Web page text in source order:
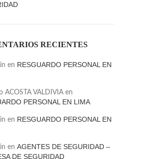
RECIENTES
en RESGUARDO PERSONAL EN
ACOSTA VALDIVIAen
PERSONAL EN LIMA
en RESGUARDO PERSONAL EN
en AGENTES DE SEGURIDAD –
DE SEGURIDAD